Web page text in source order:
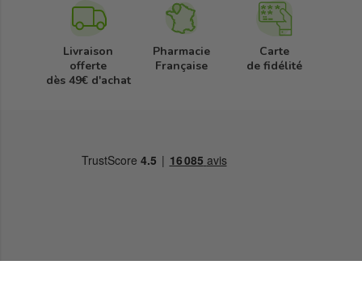
Livraison
offerte
dès 49€ d'achat
Pharmacie
Française
Carte
de fidélité